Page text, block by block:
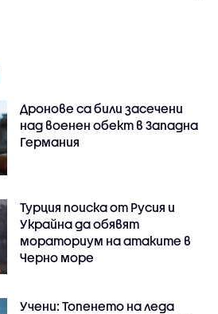
Дронове са били засечени
над военен обект в Западна
Германия
Турция поиска от Русия и
Украйна да обявят
мораториум на атаките в
Черно море
Учени: Топенето на леда